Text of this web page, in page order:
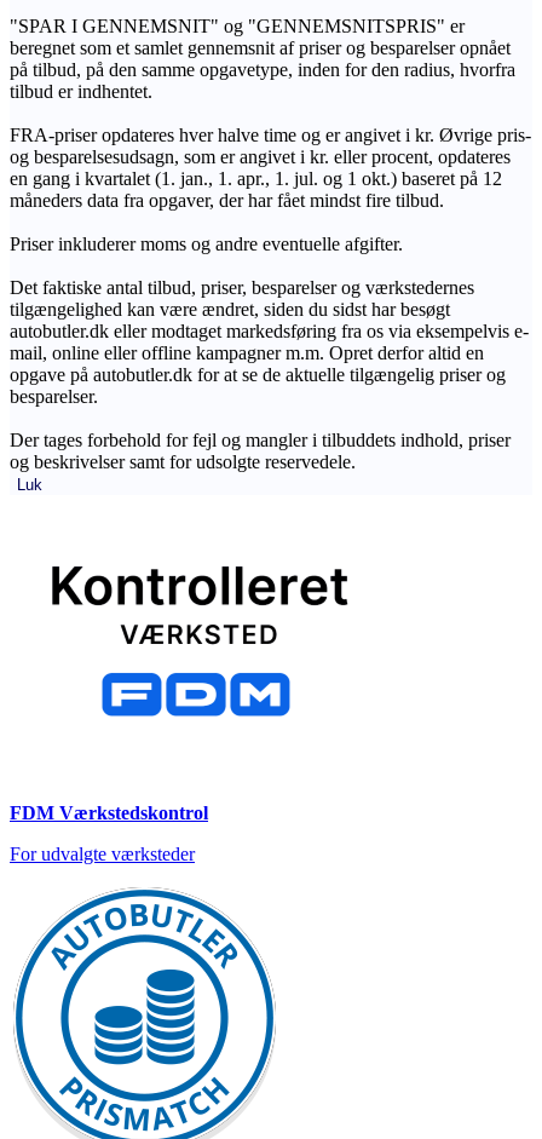
"SPAR I GENNEMSNIT" og "GENNEMSNITSPRIS" er
beregnet som et samlet gennemsnit af priser og besparelser opnået
på tilbud, på den samme opgavetype, inden for den radius, hvorfra
tilbud er indhentet.
FRA-priser opdateres hver halve time og er angivet i kr. Øvrige pris-
og besparelsesudsagn, som er angivet i kr. eller procent, opdateres
en gang i kvartalet (1. jan., 1. apr., 1. jul. og 1 okt.) baseret på 12
måneders data fra opgaver, der har fået mindst fire tilbud.
Priser inkluderer moms og andre eventuelle afgifter.
Det faktiske antal tilbud, priser, besparelser og værkstedernes
tilgængelighed kan være ændret, siden du sidst har besøgt
autobutler.dk eller modtaget markedsføring fra os via eksempelvis e-
mail, online eller offline kampagner m.m. Opret derfor altid en
opgave på autobutler.dk for at se de aktuelle tilgængelig priser og
besparelser.
Der tages forbehold for fejl og mangler i tilbuddets indhold, priser
og beskrivelser samt for udsolgte reservedele.
Luk
FDM Værkstedskontrol
For udvalgte værksteder